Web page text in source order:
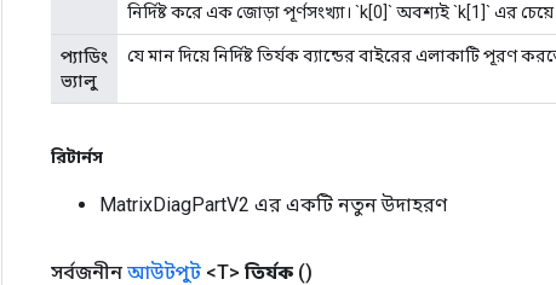
নির্দিষ্ট করে এক জোড়া পূর্ণসংখ্যা। `k[0]` অবশ্যই `k[1]` এর
প্যাডিং
ভ্যালু
যে মান দিয়ে নির্দিষ্ট তির্যক ব্যান্ডের বাইরের এলাকাটি পূরণ
রিটার্নস
MatrixDiagPartV2 এর একটি নতুন উদাহরণ
সর্বজনীন আউটপুট <T> তির্যক ()